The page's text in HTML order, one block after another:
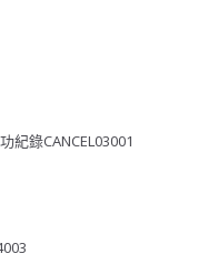
紀錄CANCEL03001